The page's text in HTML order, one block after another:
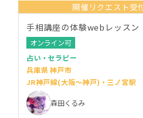
開催リクエスト受
手相講座の体験webレッスン
オンライン可
占い・セラピー
兵庫県 神戸市
JR神戸線(大阪～神戸)・三ノ宮駅
森田くるみ